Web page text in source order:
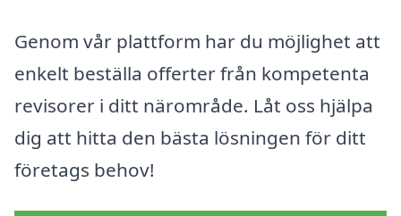
Genom vår plattform har du möjlighet att
enkelt beställa offerter från kompetenta
revisorer i ditt närområde. Låt oss hjälpa
dig att hitta den bästa lösningen för ditt
företags behov!